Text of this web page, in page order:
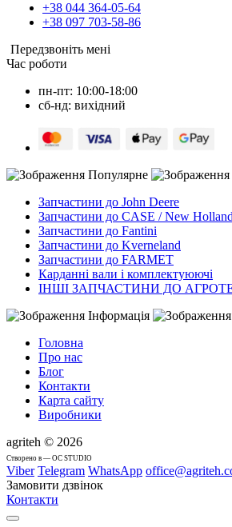
+38 044 364-05-64
+38 097 703-58-86
Передзвоніть мені
Час роботи
пн-пт: 10:00-18:00
сб-нд: вихідний
Популярне
Запчастини до John Deere
Запчастини до CASE / New Holland
Запчастини до Fantini
Запчастини до Kverneland
Запчастини до FARMET
Карданні вали і комплектуюючі
ІНШІ ЗАПЧАСТИНИ ДО
Інформація
Головна
Про нас
Блог
Контакти
Карта сайту
Виробники
agriteh © 2026
Cтворено в — OC STUDIO
Viber Telegram WhatsApp
Замовити дзвінок
Контакти